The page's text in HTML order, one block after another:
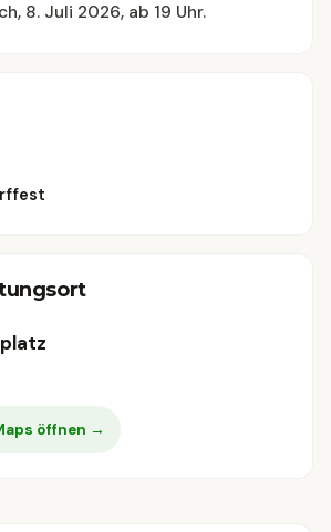
8. Juli 2026, ab 19 Uhr.
öffnen →